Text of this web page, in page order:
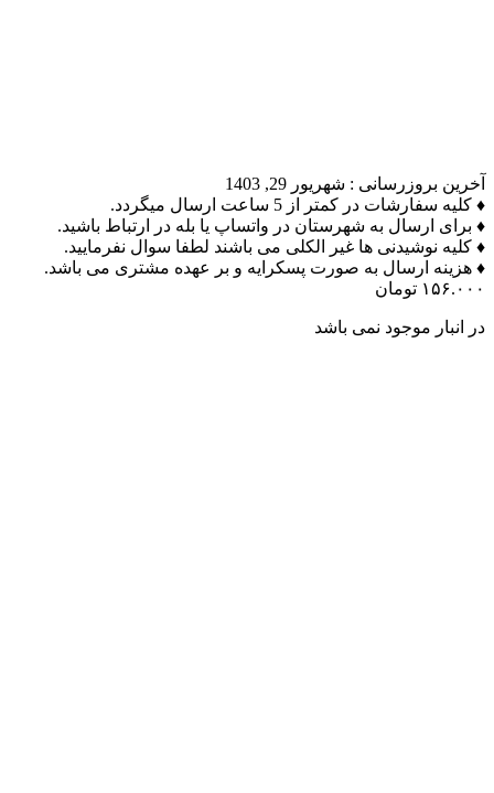
آخرین بروزرسانی : شهریور 29, 1403
♦ کلیه سفارشات در کمتر از 5 ساعت ارسال میگردد.
♦ برای ارسال به شهرستان در واتساپ یا بله در ارتباط باشید.
♦ کلیه نوشیدنی ها غیر الکلی می باشند لطفا سوال نفرمایید.
♦ هزینه ارسال به صورت پسکرایه و بر عهده مشتری می باشد.
۱۵۶.۰۰۰ تومان
در انبار موجود نمی باشد